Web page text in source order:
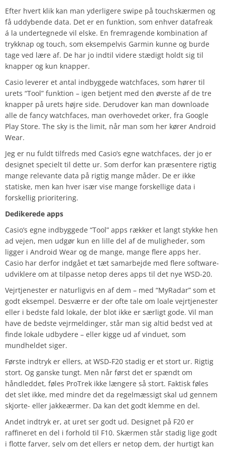
Efter hvert klik kan man yderligere swipe på touchskærmen og
få uddybende data. Det er en funktion, som enhver datafreak
á la undertegnede vil elske. En fremragende kombination af
trykknap og touch, som eksempelvis Garmin kunne og burde
tage ved lære af. De har jo indtil videre stædigt holdt sig til
knapper og kun knapper.
Casio leverer et antal indbyggede watchfaces, som hører til
urets “Tool” funktion – igen betjent med den øverste af de tre
knapper på urets højre side. Derudover kan man downloade
alle de fancy watchfaces, man overhovedet orker, fra Google
Play Store. The sky is the limit, når man som her kører Android
Wear.
Jeg er nu fuldt tilfreds med Casio’s egne watchfaces, der jo er
designet specielt til dette ur. Som derfor kan præsentere rigtig
mange relevante data på rigtig mange måder. De er ikke
statiske, men kan hver især vise mange forskellige data i
forskellig prioritering.
Dedikerede apps
Casio’s egne indbyggede “Tool” apps rækker et langt stykke hen
ad vejen, men udgør kun en lille del af de muligheder, som
ligger i Android Wear og de mange, mange flere apps her.
Casio har derfor indgået et tæt samarbejde med flere software-
udviklere om at tilpasse netop deres apps til det nye WSD-20.
Vejrtjenester er naturligvis en af dem – med “MyRadar” som et
godt eksempel. Desværre er der ofte tale om loale vejrtjenester
eller i bedste fald lokale, der blot ikke er særligt gode. Vil man
have de bedste vejrmeldinger, står man sig altid bedst ved at
finde lokale udbydere – eller kigge ud af vinduet, som
mundheldet siger.
Første indtryk er ellers, at WSD-F20 stadig er et stort ur. Rigtig
stort. Og ganske tungt. Men når først det er spændt om
håndleddet, føles ProTrek ikke længere så stort. Faktisk føles
det slet ikke, med mindre det da regelmæssigt skal ud gennem
skjorte- eller jakkeærmer. Da kan det godt klemme en del.
Andet indtryk er, at uret ser godt ud. Designet på F20 er
raffineret en del i forhold til F10. Skærmen står stadig lige godt
i flotte farver, selv om det ellers er netop dem, der hurtigt kan